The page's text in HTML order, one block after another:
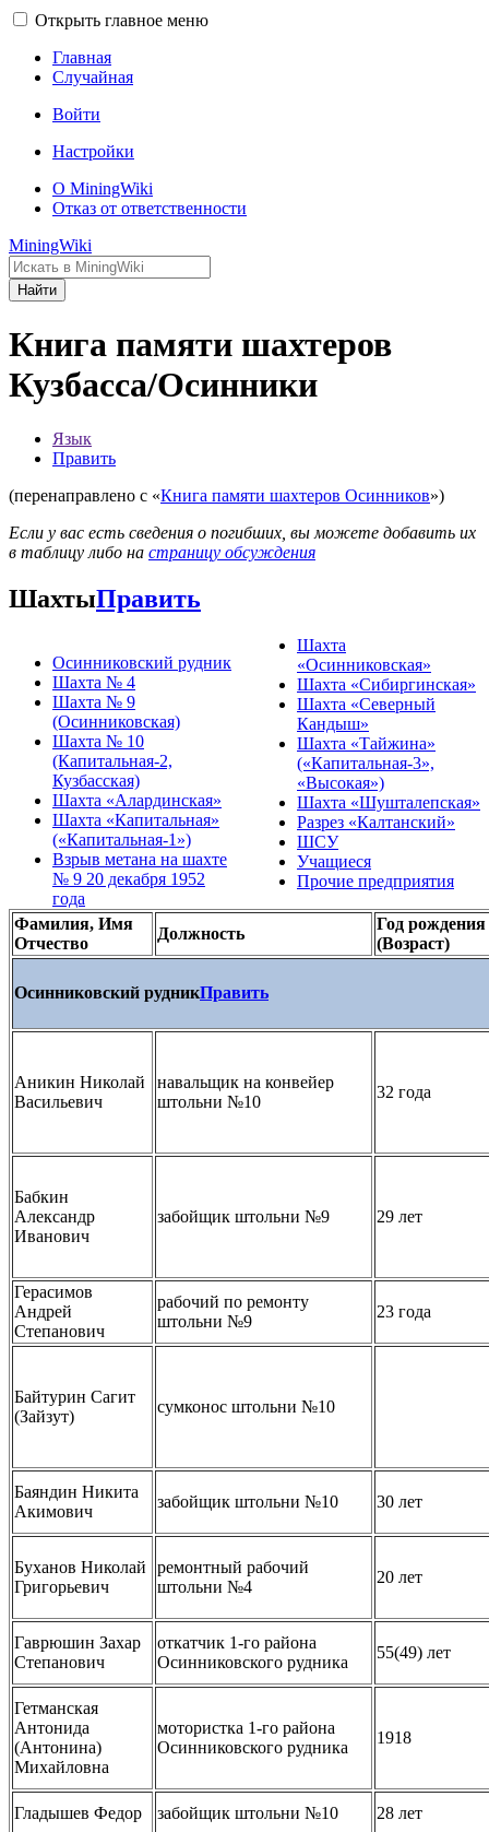
Открыть главное меню
Главная
Случайная
Войти
Настройки
О MiningWiki
Отказ от ответственности
MiningWiki
Найти
Книга памяти шахтеров
Кузбасса/Осинники
Язык
Править
(перенаправлено с «Книга памяти шахтеров Осинников»)
Если у вас есть сведения о погибших, вы можете добавить их
в таблицу либо на страницу обсуждения
ШахтыПравить
Осинниковский рудник
Шахта № 4
Шахта № 9
(Осинниковская)
Шахта № 10
(Капитальная-2,
Кузбасская)
Шахта «Алардинская»
Шахта «Капитальная»
(«Капитальная-1»)
Взрыв метана на шахте
№ 9 20 декабря 1952
года
Шахта
«Осинниковская»
Шахта «Сибиргинская»
Шахта «Северный
Кандыш»
Шахта «Тайжина»
(«Капитальная-3»,
«Высокая»)
Шахта «Шушталепская»
Разрез «Калтанский»
ШСУ
Учащиеся
Прочие предприятия
Фамилия, Имя
Отчество
Должность
Год рождения
(Возраст)
Осинниковский рудникПравить
Аникин Николай
Васильевич
навальщик на конвейер
штольни №10
32 года
Бабкин
Александр
Иванович
забойщик штольни №9 29 лет
Герасимов
Андрей
Степанович
рабочий по ремонту
штольни №9
23 года
Байтурин Сагит
(Зайзут)
сумконос штольни №10
Баяндин Никита
Акимович
забойщик штольни №10 30 лет
Буханов Николай
Григорьевич
ремонтный рабочий
штольни №4
20 лет
Гаврюшин Захар
Степанович
откатчик 1-го района
Осинниковского рудника
55(49) лет
Гетманская
Антонида
(Антонина)
Михайловна
мотористка 1-го района
Осинниковского рудника
1918
Гладышев Федор забойщик штольни №10 28 лет